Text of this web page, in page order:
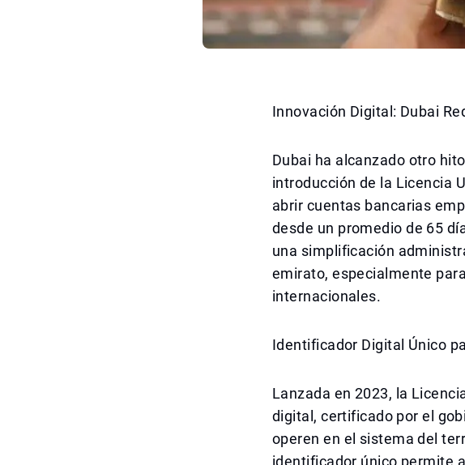
Innovación Digital: Dubai
Dubai ha alcanzado otro
introducción de la Licencia
abrir cuentas bancarias
desde un promedio de 65
una simplificación
emirato, especialmente
internacionales.
Identificador Digital Único
Lanzada en 2023, la
digital, certificado por el
operen en el sistema del
identificador único permite